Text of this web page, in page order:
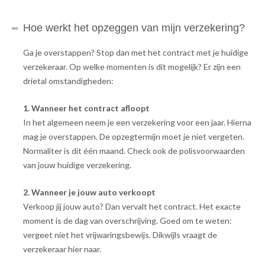
Hoe werkt het opzeggen van mijn verzekering?
Ga je overstappen? Stop dan met het contract met je huidige
verzekeraar. Op welke momenten is dit mogelijk? Er zijn een
drietal omstandigheden:
1. Wanneer het contract afloopt
In het algemeen neem je een verzekering voor een jaar. Hierna
mag je overstappen. De opzegtermijn moet je niet vergeten.
Normaliter is dit één maand. Check ook de polisvoorwaarden
van jouw huidige verzekering.
2. Wanneer je jouw auto verkoopt
Verkoop jij jouw auto? Dan vervalt het contract. Het exacte
moment is de dag van overschrijving. Goed om te weten:
vergeet niet het vrijwaringsbewijs. Dikwijls vraagt de
verzekeraar hier naar.